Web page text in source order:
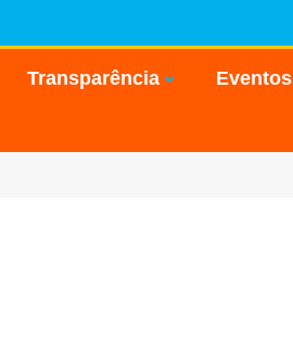
Transparência Eventos